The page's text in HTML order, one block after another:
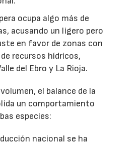
ocupa algo más de
acusando un ligero pero
en favor de zonas con
recursos hídricos,
del Ebro y La Rioja.
el balance de la
un comportamiento
especies:
nacional se ha